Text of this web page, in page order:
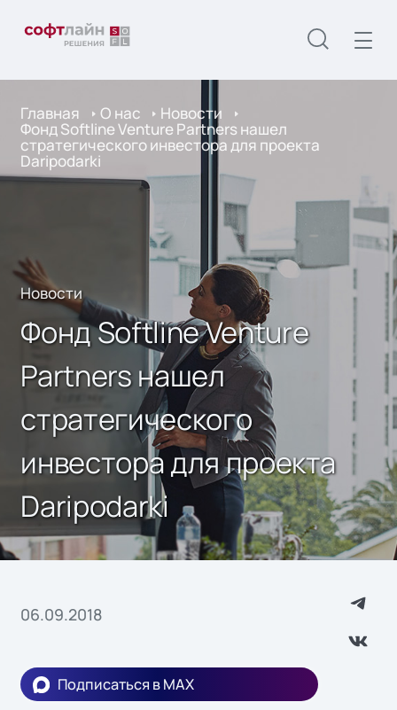
Главная О нас Новости
Фонд Softline Venture Partners нашел
стратегического инвестора для проекта
Daripodarki
Новости
Фонд Softline Venture
Partners нашел
стратегического
инвестора для проекта
Daripodarki
06.09.2018
Подписаться в MAX